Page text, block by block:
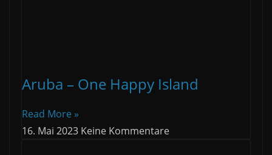
Aruba – One Happy Island
Read More »
16. Mai 2023 Keine Kommentare